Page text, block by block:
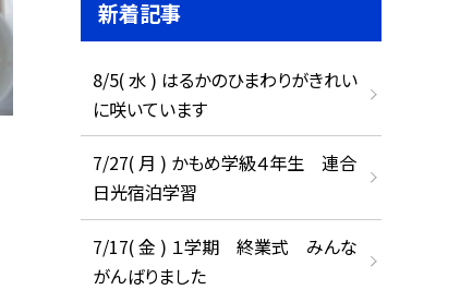
新着記事
8/5( 水 ) はるかのひまわりがきれい
に咲いています
7/27( 月 ) かもめ学級４年生 連合
日光宿泊学習
7/17( 金 ) １学期 終業式 みんな
がんばりました